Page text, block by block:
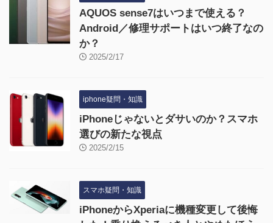
AQUOS sense7はいつまで使える？
Android／修理サポートはいつ終了なの
か？
2025/2/17
iphone疑問・知識
iPhoneじゃないとダサいのか？スマホ
選びの新たな視点
2025/2/15
スマホ疑問・知識
iPhoneからXperiaに機種変更して後悔